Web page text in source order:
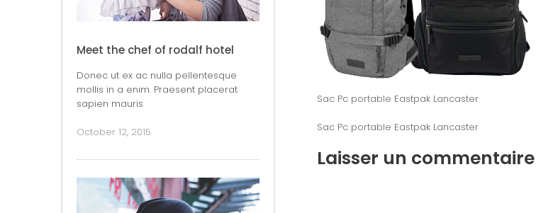
Meet the chef of rodalf hotel
Donec ut ex ac nulla pellentesque
mollis in a enim. Praesent placerat
sapien mauris
October 12, 2015
Sac Pc portable Eastpak Lancaster
Sac Pc portable Eastpak Lancaster
Laisser un commentaire